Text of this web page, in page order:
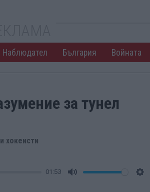
Наблюдател България Войната
за тунел
хокеисти
01:53